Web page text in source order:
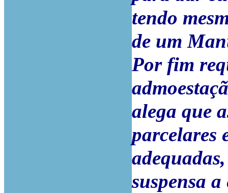
tendo
de um
Por fim
alega que
parcelares
suspensa